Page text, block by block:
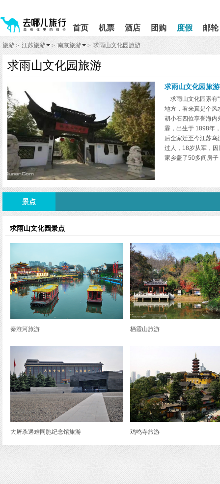
shift+enter
入
去
哪
网
智
能
导
盲
语
音
引
导
模
式
您
进
入
网
站
导
航
区,
本
区
域
含
有
6
个
块,
按
下
Tab
键
浏
览
信
息
首页 机票 酒店 团购 度假 邮轮
您
离
开
网
站
导
航
区
旅游 > 江苏旅游 > 南京旅游 > 求雨山文化园旅游
求雨山文化园旅游
求雨山文化园旅
求雨山文化园素有
地方，看来真是个风
胡小石四位享誉海内
霖，出生于 1898年
后全家迁至今江苏
过人，18岁从军，
家乡盖了50多间房
长准备了一艘小船要
景点
求雨山文化园景点
秦淮河旅游 栖霞山旅游
大屠杀遇难同胞纪念馆旅游 鸡鸣寺旅游